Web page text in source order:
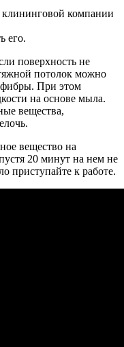
клининговой компании
его.
поверхность не
потолок можно
При этом
на основе мыла.
вещества,
вещество на
20 минут на нем не
приступайте к работе.